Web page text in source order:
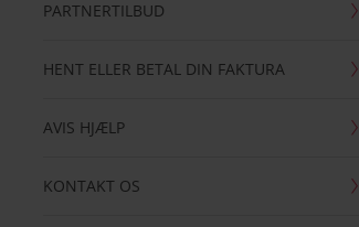
PARTNERTILBUD
HENT ELLER BETAL DIN FAKTURA
AVIS HJÆLP
KONTAKT OS